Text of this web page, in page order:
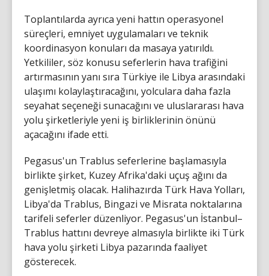
Toplantılarda ayrıca yeni hattın operasyonel
süreçleri, emniyet uygulamaları ve teknik
koordinasyon konuları da masaya yatırıldı.
Yetkililer, söz konusu seferlerin hava trafiğini
artırmasının yanı sıra Türkiye ile Libya arasındaki
ulaşımı kolaylaştıracağını, yolculara daha fazla
seyahat seçeneği sunacağını ve uluslararası hava
yolu şirketleriyle yeni iş birliklerinin önünü
açacağını ifade etti.
Pegasus'un Trablus seferlerine başlamasıyla
birlikte şirket, Kuzey Afrika'daki uçuş ağını da
genişletmiş olacak. Halihazırda Türk Hava Yolları,
Libya'da Trablus, Bingazi ve Misrata noktalarına
tarifeli seferler düzenliyor. Pegasus'un İstanbul–
Trablus hattını devreye almasıyla birlikte iki Türk
hava yolu şirketi Libya pazarında faaliyet
gösterecek.